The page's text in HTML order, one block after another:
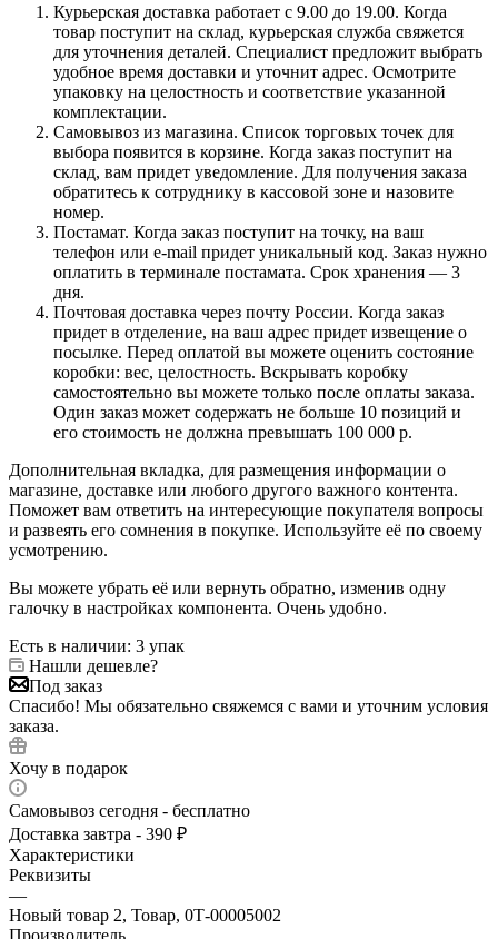
Курьерская доставка работает с 9.00 до 19.00. Когда
товар поступит на склад, курьерская служба свяжется
для уточнения деталей. Специалист предложит выбрать
удобное время доставки и уточнит адрес. Осмотрите
упаковку на целостность и соответствие указанной
комплектации.
Самовывоз из магазина. Список торговых точек для
выбора появится в корзине. Когда заказ поступит на
склад, вам придет уведомление. Для получения заказа
обратитесь к сотруднику в кассовой зоне и назовите
номер.
Постамат. Когда заказ поступит на точку, на ваш
телефон или e-mail придет уникальный код. Заказ нужно
оплатить в терминале постамата. Срок хранения — 3
дня.
Почтовая доставка через почту России. Когда заказ
придет в отделение, на ваш адрес придет извещение о
посылке. Перед оплатой вы можете оценить состояние
коробки: вес, целостность. Вскрывать коробку
самостоятельно вы можете только после оплаты заказа.
Один заказ может содержать не больше 10 позиций и
его стоимость не должна превышать 100 000 р.
Дополнительная вкладка, для размещения информации о
магазине, доставке или любого другого важного контента.
Поможет вам ответить на интересующие покупателя вопросы
и развеять его сомнения в покупке. Используйте её по своему
усмотрению.
Вы можете убрать её или вернуть обратно, изменив одну
галочку в настройках компонента. Очень удобно.
Есть в наличии: 3 упак
Нашли дешевле?
Под заказ
Спасибо! Мы обязательно свяжемся с вами и уточним условия
заказа.
Хочу в подарок
Самовывоз сегодня - бесплатно
Доставка завтра - 390 ₽
Характеристики
Реквизиты
—
Новый товар 2, Товар, 0Т-00005002
Производитель